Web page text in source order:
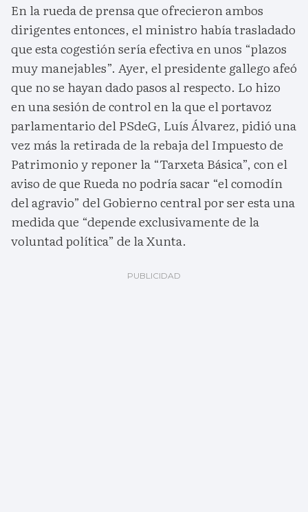
En la rueda de prensa que ofrecieron ambos
dirigentes entonces, el ministro había trasladado
que esta cogestión sería efectiva en unos “plazos
muy manejables”. Ayer, el presidente gallego afeó
que no se hayan dado pasos al respecto. Lo hizo
en una sesión de control en la que el portavoz
parlamentario del PSdeG, Luís Álvarez, pidió una
vez más la retirada de la rebaja del Impuesto de
Patrimonio y reponer la “Tarxeta Básica”, con el
aviso de que Rueda no podría sacar “el comodín
del agravio” del Gobierno central por ser esta una
medida que “depende exclusivamente de la
voluntad política” de la Xunta.